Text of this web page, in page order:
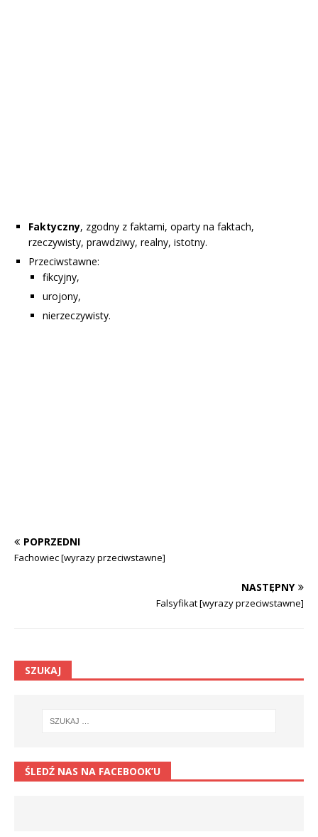
Faktyczny, zgodny z faktami, oparty na faktach,
rzeczywisty, prawdziwy, realny, istotny.
Przeciwstawne:
fikcyjny,
urojony,
nierzeczywisty.
POPRZEDNI
Fachowiec [wyrazy przeciwstawne]
NASTĘPNY
Falsyfikat [wyrazy przeciwstawne]
SZUKAJ
ŚLEDŹ NAS NA FACEBOOK’U